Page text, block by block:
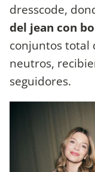
dresscode,
del jean con
conjuntos total
neutros,
seguidores.